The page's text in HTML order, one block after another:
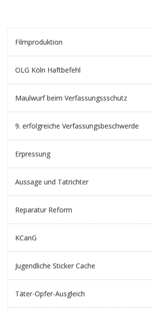
Filmproduktion
OLG Köln Haftbefehl
Maulwurf beim Verfassungssschutz
9. erfolgreiche Verfassungsbeschwerde
Erpressung
Aussage und Tatrichter
Reparatur Reform
KCanG
Jugendliche Sticker Cache
Täter-Opfer-Ausgleich